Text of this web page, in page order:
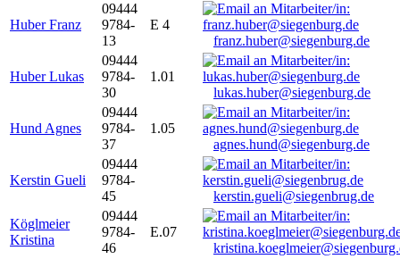
Huber Franz
09444
9784-
13
E 4
franz.huber@siegenburg.de
Huber Lukas
09444
9784-
30
1.01
lukas.huber@siegenburg.de
Hund Agnes
09444
9784-
37
1.05
agnes.hund@siegenburg.de
Kerstin Gueli
09444
9784-
45
kerstin.gueli@siegenbrug.de
Köglmeier
Kristina
09444
9784-
46
E.07